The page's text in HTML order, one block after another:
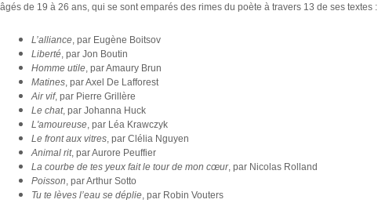
âgés de 19 à 26 ans, qui se sont emparés des rimes du poète à travers 13 de ses textes :
L’alliance, par Eugène Boitsov
Liberté, par Jon Boutin
Homme utile, par Amaury Brun
Matines, par Axel De Lafforest
Air vif, par Pierre Grillère
Le chat, par Johanna Huck
L'amoureuse, par Léa Krawczyk
Le front aux vitres, par Clélia Nguyen
Animal rit, par Aurore Peuffier
La courbe de tes yeux fait le tour de mon cœur, par Nicolas Rolland
Poisson, par Arthur Sotto
Tu te lèves l’eau se déplie, par Robin Vouters